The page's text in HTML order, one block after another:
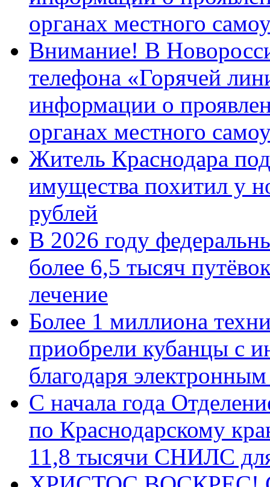
органах местного
Внимание! В
телефона «Горячей
информации о
органах местного
Житель Краснодара
имущества похитил у
рублей
В 2026 году
более 6,5 тысяч
лечение
Более 1 миллиона
приобрели кубанцы с
благодаря
С начала года
по Краснодарскому
11,8 тысячи СНИЛС